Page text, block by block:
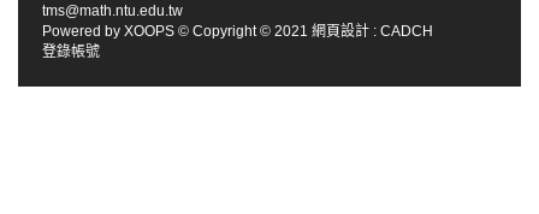
tms@math.ntu.edu.tw
Powered by XOOPS © Copyright © 2021 網頁設計 : CADCH
登錄帳號